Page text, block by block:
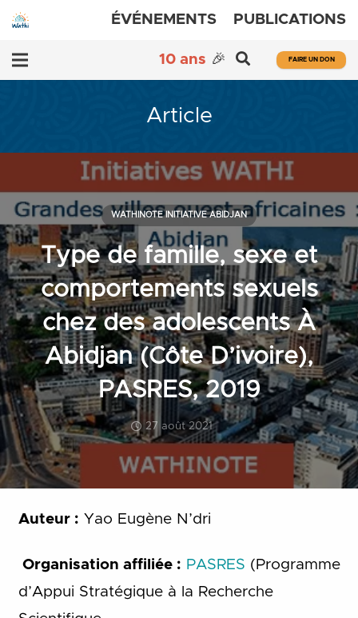
ÉVÉNEMENTS PUBLICATIONS
10 ans 🎉 FAIRE UN DON
Article
Type de famille, sexe et
comportements sexuels
chez des adolescents À
Abidjan (Côte D’ivoire),
PASRES, 2019
27 août 2021
WATHINOTE INITIATIVE ABIDJAN
Auteur : Yao Eugène N’dri
Organisation affiliée : PASRES (Programme
d’Appui Stratégique à la Recherche